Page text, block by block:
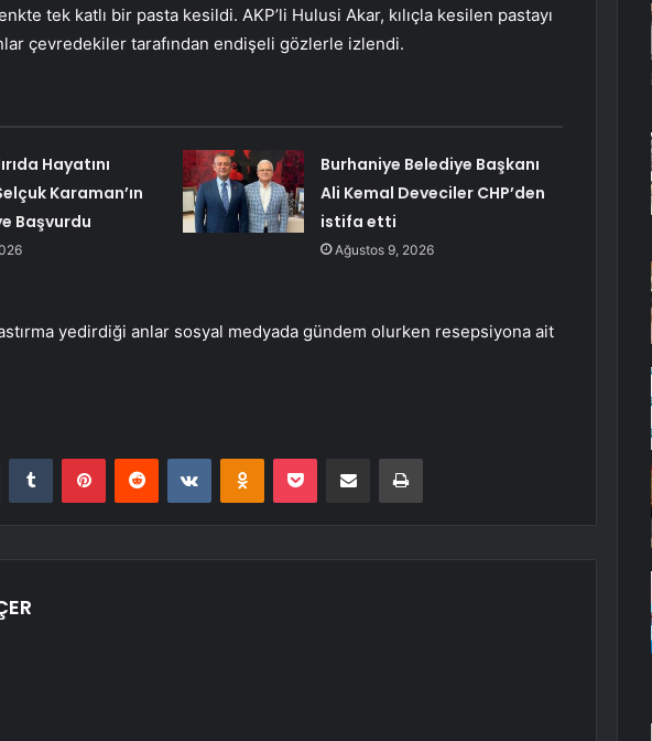
tek katlı bir pasta kesildi. AKP’li Hulusi Akar, kılıçla kesilen pastayı
çevredekiler tarafından endişeli gözlerle izlendi.
Hayatını
Karaman’ın
Başvurdu
Burhaniye Belediye Başkanı
Ali Kemal Deveciler CHP’den
istifa etti
Ağustos 9, 2026
yedirdiği anlar sosyal medyada gündem olurken resepsiyona ait
LinkedInTumblr PinterestReddit VKontakteOdnoklassniki
Pocket E-Posta ile paylaş Yazdır